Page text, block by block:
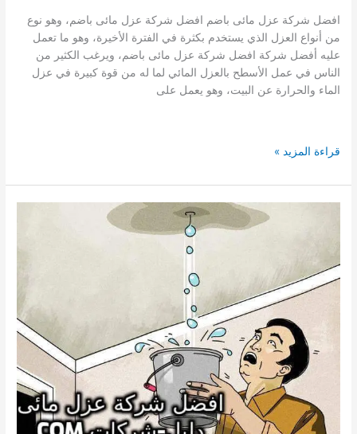
افضل شركة عزل مائى باضم افضل شركة عزل مائى باضم، وهو نوع
من أنواع العزل الذي يستخدم بكثرة في الفترة الأخيرة، وهو ما تعمل
عليه أفضل شركة افضل شركة عزل مائى باضم، ويرغب الكثير من
الناس في عمل الأسطح بالعزل المائي لما له من قوة كبيرة في عزل
الماء والحرارة عن البيت، وهو يعمل على
افضل
عزل
مائى
مائى
للاسطح
والخزانات
قراءة المزيد »